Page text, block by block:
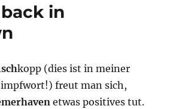
in
kopp (dies ist in meiner
freut man sich,
etwas positives tut.